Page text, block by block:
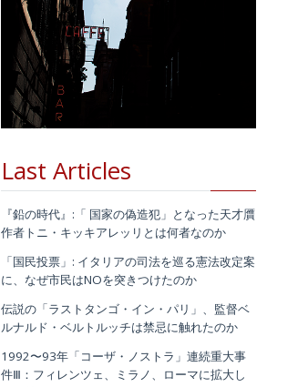
Last Articles
『鉛の時代』:「 国家の偽造犯」となった天才贋
作者トニ・キッキアレッリとは何者なのか
「国民投票」: イタリアの司法を巡る憲法改定案
に、なぜ市民はNOを突きつけたのか
伝説の「ラストタンゴ・イン・パリ」、監督ベ
ルナルド・ベルトルッチは禁忌に触れたのか
1992〜93年「コーザ・ノストラ」連続重大事
件Ⅲ：フィレンツェ、ミラノ、ローマに拡大し